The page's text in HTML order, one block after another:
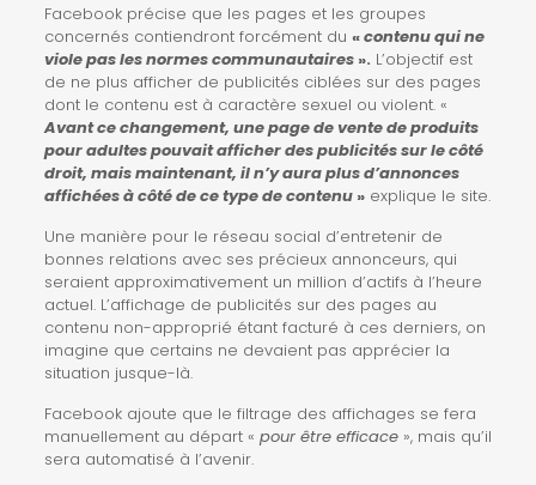
Facebook précise que les pages et les groupes
concernés contiendront forcément du «contenu qui ne
viole pas les normes communautaires ». L’objectif est
de ne plus afficher de publicités ciblées sur des pages
dont le contenu est à caractère sexuel ou violent. «
Avant ce changement, une page de vente de produits
pour adultes pouvait afficher des publicités sur le côté
droit, mais maintenant, il n’y aura plus d’annonces
affichées à côté de ce type de contenu»explique le site.
Une manière pour le réseau social d’entretenir de
bonnes relations avec ses précieux annonceurs, qui
seraient approximativement un million d’actifs à l’heure
actuel. L’affichage de publicités sur des pages au
contenu non-approprié étant facturé à ces derniers, on
imagine que certains ne devaient pas apprécier la
situation jusque-là.
Facebook ajoute que le filtrage des affichages se fera
manuellement au départ « pour être efficace», mais qu’il
sera automatisé à l’avenir.